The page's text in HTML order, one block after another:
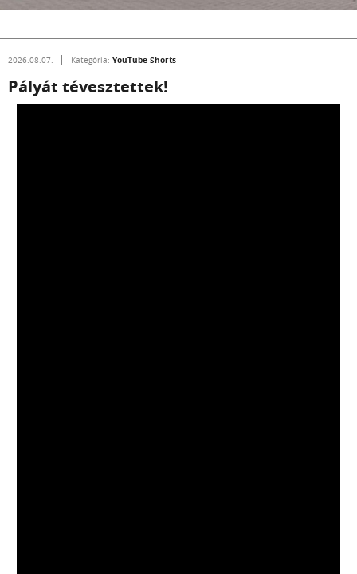
2026.08.07. Kategória: YouTube Shorts
Pályát tévesztettek!